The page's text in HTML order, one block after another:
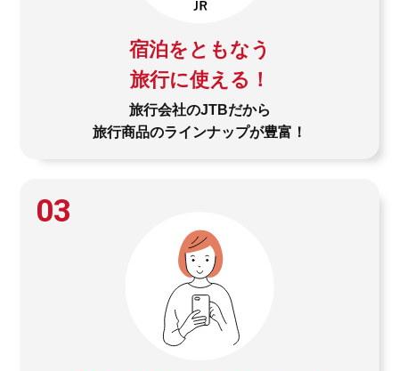
宿泊をともなう
旅行に使える！
旅行会社のJTBだから
旅行商品のラインナップが豊富！
03